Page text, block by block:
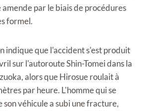
par le biais de procédures
formel.
indique que l'accident s'est produit
sur l'autoroute Shin-Tomei dans la
alors que Hirosue roulait à
par heure. L'homme qui se
véhicule a subi une fracture,